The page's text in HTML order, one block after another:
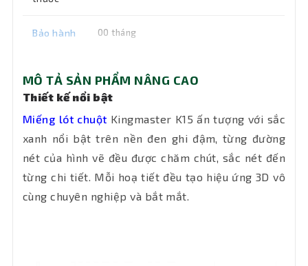
Bảo hành 00 tháng
MÔ TẢ SẢN PHẨM NÂNG CAO
Thiết kế nổi bật
Miếng lót chuột Kingmaster K15 ấn tượng với sắc
xanh nổi bật trên nền đen ghi đậm, từng đường
nét của hình vẽ đều được chăm chút, sắc nét đến
từng chi tiết. Mỗi hoạ tiết đều tạo hiệu ứng 3D vô
cùng chuyên nghiệp và bắt mắt.